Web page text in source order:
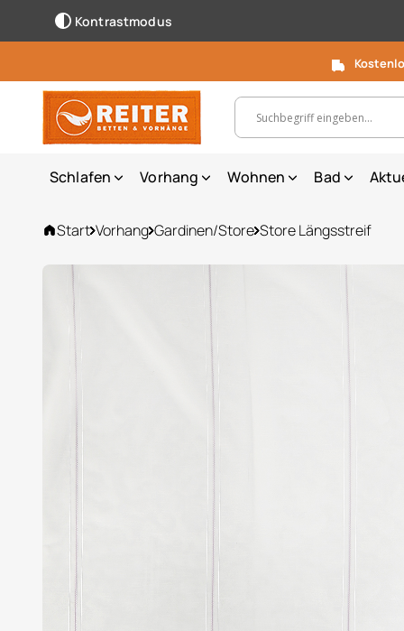
Kontrastmodus
Suchbegriff, Artikelnummer ...
Schlafen Vorhang Wohnen Bad
Start Vorhang Gardinen/Store Store Längsstreif